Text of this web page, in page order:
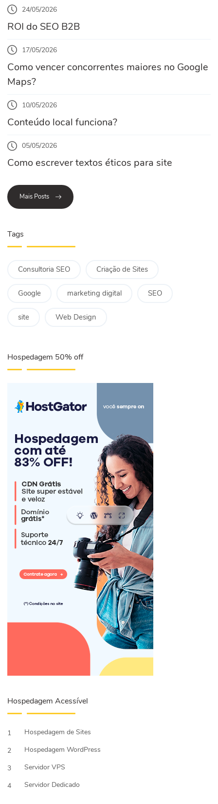
24/05/2026
ROI do SEO B2B
17/05/2026
Como vencer concorrentes maiores no Google
Maps?
10/05/2026
Conteúdo local funciona?
05/05/2026
Como escrever textos éticos para site
Mais Posts
Tags
Consultoria SEO Criação de Sites
Google marketing digital SEO
site Web Design
Hospedagem 50% off
Hospedagem Acessível
1
Hospedagem de Sites
2
Hospedagem WordPress
3
Servidor VPS
4
Servidor Dedicado